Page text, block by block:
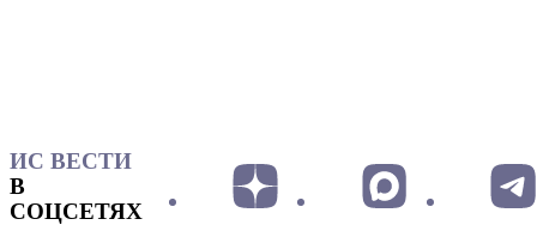
ИС ВЕСТИ
В
СОЦСЕТЯХ